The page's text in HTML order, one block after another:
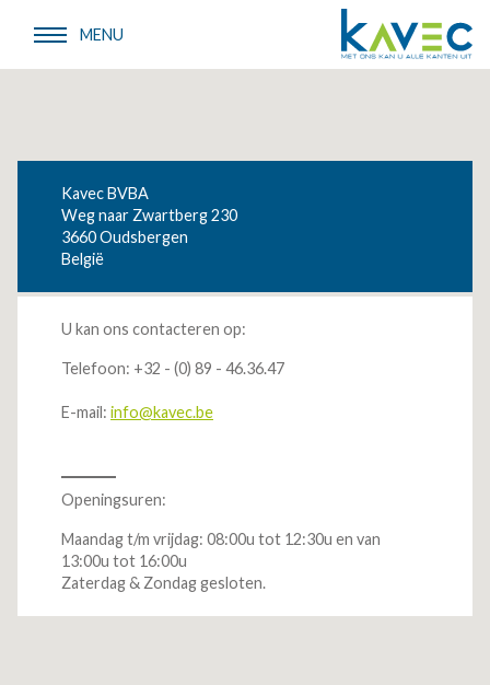
MENU
Kavec BVBA
Weg naar Zwartberg 230
3660Oudsbergen
België
U kan ons contacteren op:
Telefoon: +32 - (0) 89 - 46.36.47
E-mail: info@kavec.be
Openingsuren:
Maandag t/m vrijdag: 08:00u tot 12:30u en van
13:00u tot 16:00u
Zaterdag & Zondag gesloten.